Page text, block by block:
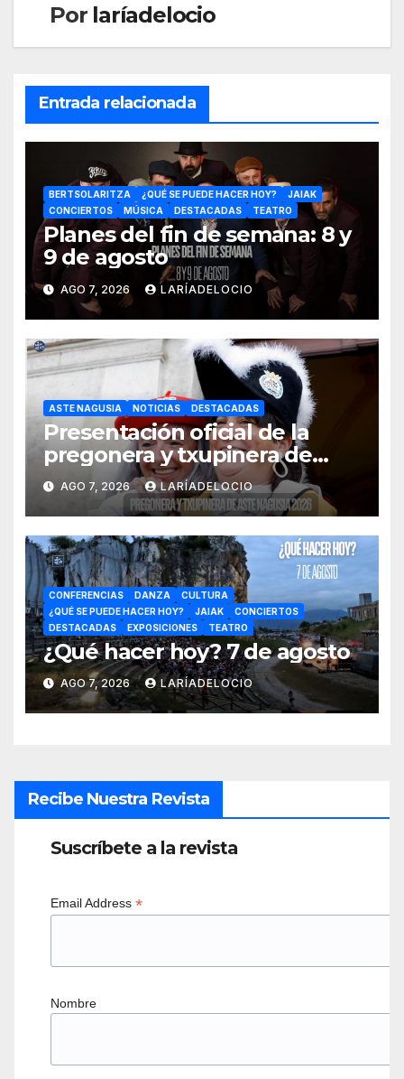
Por laríadelocio
Entrada relacionada
BERTSOLARITZA ¿QUÉ SE PUEDE HACER HOY?
JAIAK
CONCIERTOS
MÚSICA DESTACADAS TEATRO
Planes del fin de semana: 8 y
9 de agosto
AGO 7, 2026 LARÍADELOCIO
ASTE NAGUSIA NOTICIAS DESTACADAS
Presentación oficial de la
pregonera y txupinera de
Aste Nagusia 2026
AGO 7, 2026 LARÍADELOCIO
CONFERENCIAS DANZA
CULTURA
¿QUÉ SE PUEDE HACER HOY?
JAIAK
CONCIERTOS
DESTACADAS
EXPOSICIONES TEATRO
¿Qué hacer hoy? 7 de agosto
AGO 7, 2026 LARÍADELOCIO
Recibe Nuestra Revista
Suscríbete a la revista
Email Address *
Nombre